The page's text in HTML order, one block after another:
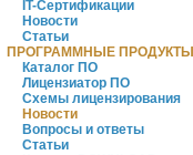
IT-Сертификации
Новости
Статьи
ПРОГРАММНЫЕ ПРОДУКТЫ
Каталог ПО
Лицензиатор ПО
Схемы лицензирования
Новости
Вопросы и ответы
Статьи